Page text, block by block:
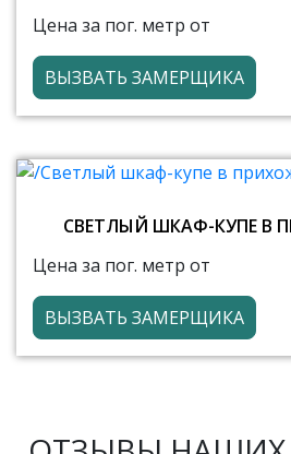
Цена за пог. метр от
ВЫЗВАТЬ ЗАМЕРЩИКА
СВЕТЛЫЙ ШКАФ-КУПЕ В
Цена за пог. метр от
ВЫЗВАТЬ ЗАМЕРЩИКА